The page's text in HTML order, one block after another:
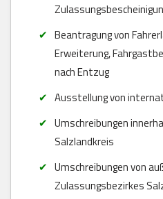
Beantragung von
Erweiterung,
nach Entzug
Ausstellung von
Umschreibungen
Salzlandkreis
Umschreibungen von
Zulassungsbezirkes